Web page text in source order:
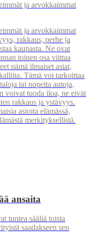
ja arvokkaimmat
ja arvokkaimmat
rakkaus, perhe ja
kaupasta. Ne ovat
toinen osa viittaa
nämä ilmaiset asiat,
Tämä voi tarkoittaa
tai nopeita autoja,
voivat tuoda iloa, ne eivät
rakkaus ja ystävyys.
asioita elämässä,
merkityksellistä.
ansaita
tuntea sääliä toista
saadakseen sen